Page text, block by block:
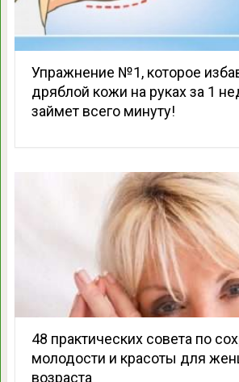
Упражнение №1, которое
дряблой кожи на руках за 1
займет всего минуту!
48 практических совета по
молодости и красоты для
возраста